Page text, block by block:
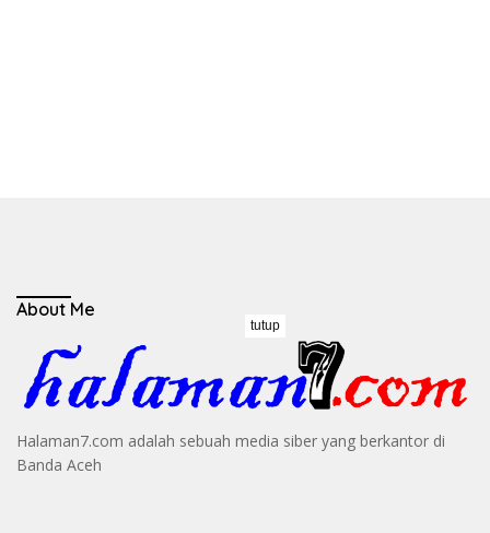
About Me
Halaman7.com adalah sebuah media siber yang berkantor di
Banda Aceh
tutup